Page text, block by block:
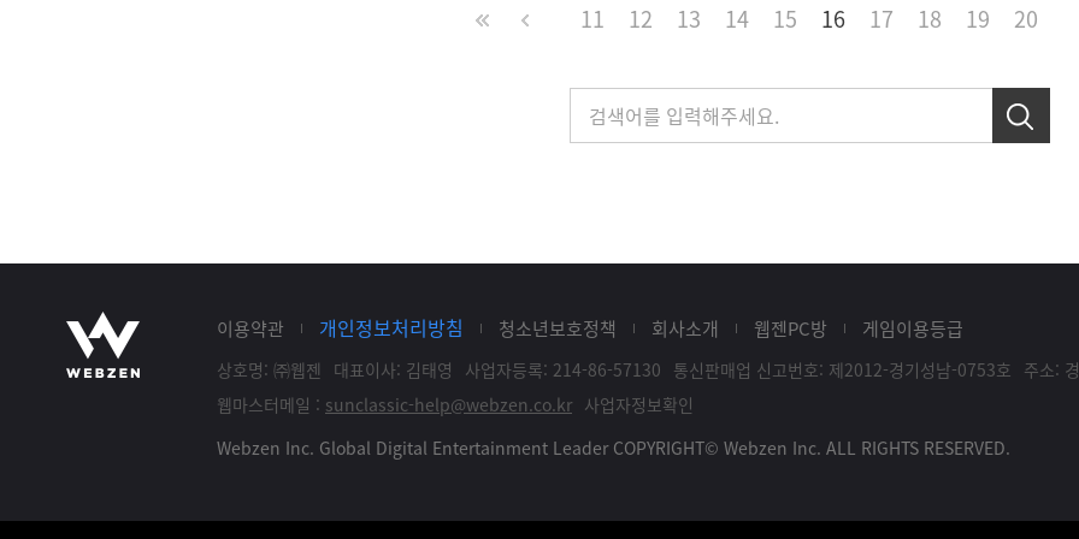
11 12 13 14 15 16 17 18 19 20
이용약관 개인정보처리방침 청소년보호정책 회사소개 웹젠PC방 게임이용등급
상호명: ㈜웹젠 대표이사: 김태영 사업자등록: 214-86-57130 통신판매업 신고번호: 제2012-경기성남-0753호 주소:
웹마스터메일 : sunclassic-help@webzen.co.kr 사업자정보확인
Webzen Inc. Global Digital Entertainment Leader COPYRIGHT© Webzen Inc. ALL RIGHTS RESERVED.